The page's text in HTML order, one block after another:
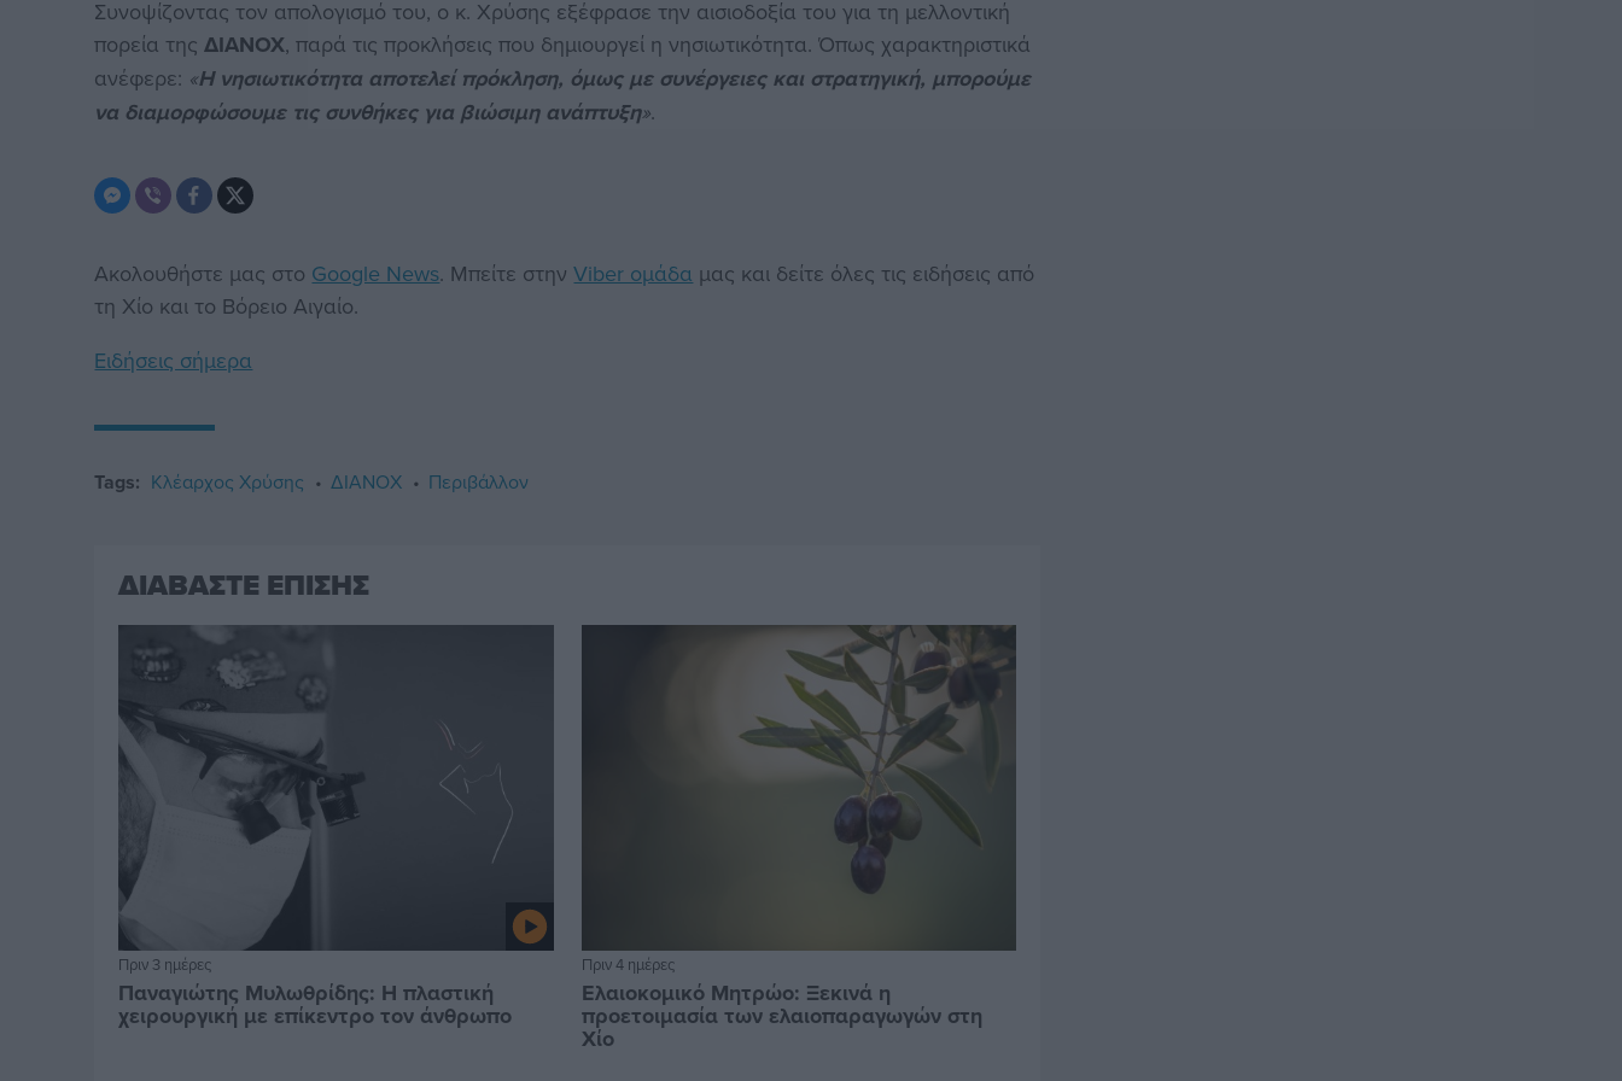
Συνοψίζοντας τον απολογισμό του, ο κ. Χρύσης εξέφρασε την αισιοδοξία του για τη μελλοντική
πορεία τηςΔΙΑΝΟΧ, παρά τις προκλήσεις που δημιουργεί η νησιωτικότητα. Όπως χαρακτηριστικά
ανέφερε: «Η νησιωτικότητα αποτελεί πρόκληση, όμως με συνέργειες και στρατηγική, μπορούμε
να διαμορφώσουμε τις συνθήκες για βιώσιμη ανάπτυξη».
Ακολουθήστε μας στο Google News. Μπείτε στηνViber ομάδα μας και δείτε όλες τις ειδήσεις από
τη Χίο και το Βόρειο Αιγαίο.
Ειδήσεις σήμερα
Tags: Κλέαρχος Χρύσης ΔΙΑΝΟΧ Περιβάλλον
ΔΙΑΒΑΣΤΕ ΕΠΙΣΗΣ
Πριν 3 ημέρες
Παναγιώτης Μυλωθρίδης: Η πλαστική
χειρουργική με επίκεντρο τον άνθρωπο
Πριν 4 ημέρες
Ελαιοκομικό Μητρώο: Ξεκινά η
προετοιμασία των ελαιοπαραγωγών στη
Χίο